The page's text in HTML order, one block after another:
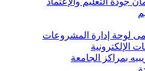
لوحة إدارة المشروعات
الإلكترونية
بمراكز الجامعة